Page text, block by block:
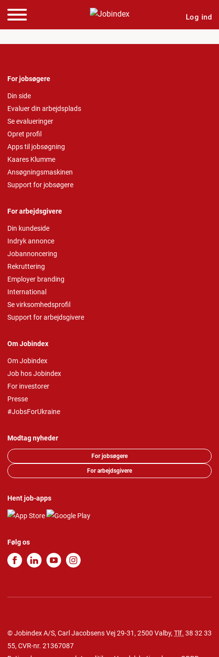
Log ind
For jobsøgere
Din side
Evaluer din arbejdsplads
Se evalueringer
Opret profil
Apps til jobsøgning
Kaares Klumme
Ansøgningsmaskinen
Support for jobsøgere
For arbejdsgivere
Din kundeside
Indryk annonce
Jobannoncering
Rekruttering
Employer branding
International
Se virksomhedsprofil
Support for arbejdsgivere
Om Jobindex
Om Jobindex
Job hos Jobindex
For investorer
Presse
#JobsForUkraine
Modtag nyheder
For jobsøgere
For arbejdsgivere
Hent job-apps
Følg os
© Jobindex A/S, Carl Jacobsens Vej 29-31, 2500 Valby, Tlf. 38 32 33
55, CVR-nr. 21367087